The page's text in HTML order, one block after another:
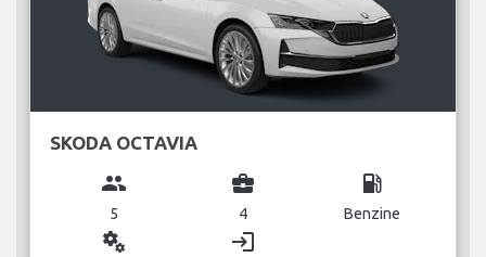
SKODA OCTAVIA
group
5
business_center
4
local_gas_station
Benzine
miscellaneous_services login